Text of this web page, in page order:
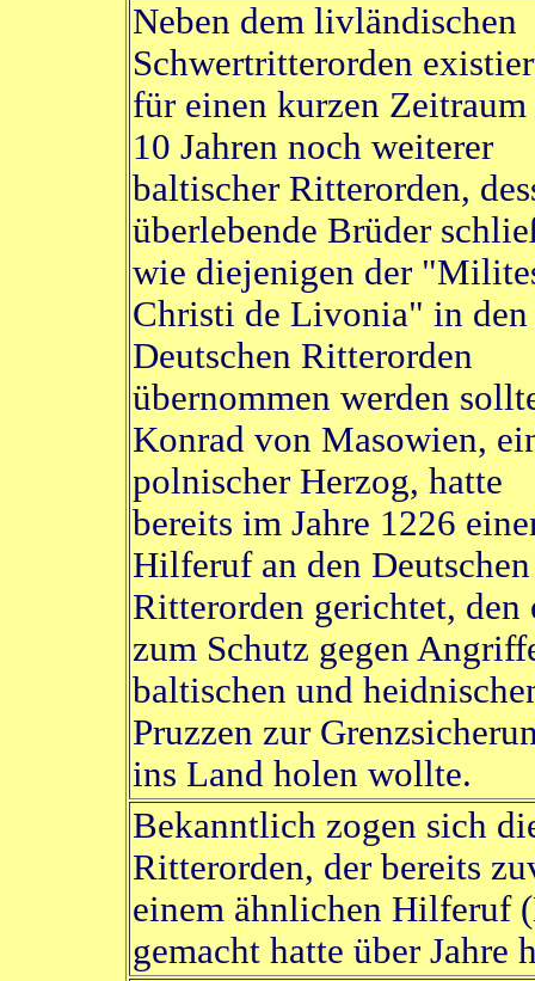
Neben dem livländischen
Schwertritterorden
für einen kurzen
10 Jahren noch weiterer
baltischer Ritterorden,
überlebende Brüder
wie diejenigen der
Christi de Livonia" in den
Deutschen Ritterorden
übernommen werden
Konrad von Masowien,
polnischer Herzog, hatte
bereits im Jahre 1226
Hilferuf an den Deutschen
Ritterorden gerichtet, den
zum Schutz gegen
baltischen und
Pruzzen zur
ins Land holen wollte.
Bekanntlich zogen sich
Ritterorden, der bereits
einem ähnlichen Hilferuf
gemacht hatte über Jahre